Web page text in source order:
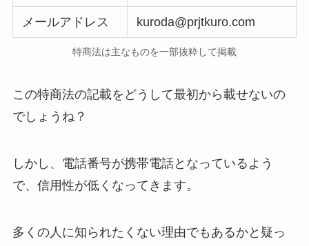
メールアドレス kuroda@prjtkuro.com
特商法は主なものを一部抜粋して掲載
この特商法の記載をどうして最初から載せないの
でしょうね？
しかし、電話番号が携帯電話となっているよう
で、信用性が低くなってきます。
多くの人に知られたくない理由でもあるかと疑っ